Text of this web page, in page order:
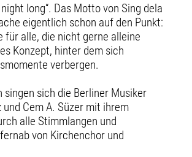
long“. Das Motto von Sing dela
eigentlich schon auf den Punkt:
für alle, die nicht gerne alleine
Konzept, hinter dem sich
verbergen.
singen sich die Berliner Musiker
Cem A. Süzer mit ihrem
alle Stimmlangen und
von Kirchenchor und